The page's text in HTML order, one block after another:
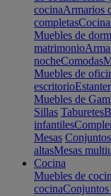
cocinaArmarios
completas
Muebles de
matrimonio
nocheComodas
Muebles de
escritorio
Muebles de
Sillas Taburetes
infantiles
Mesas
altasMesas
Cocina
Muebles de
cocinaConjuntos